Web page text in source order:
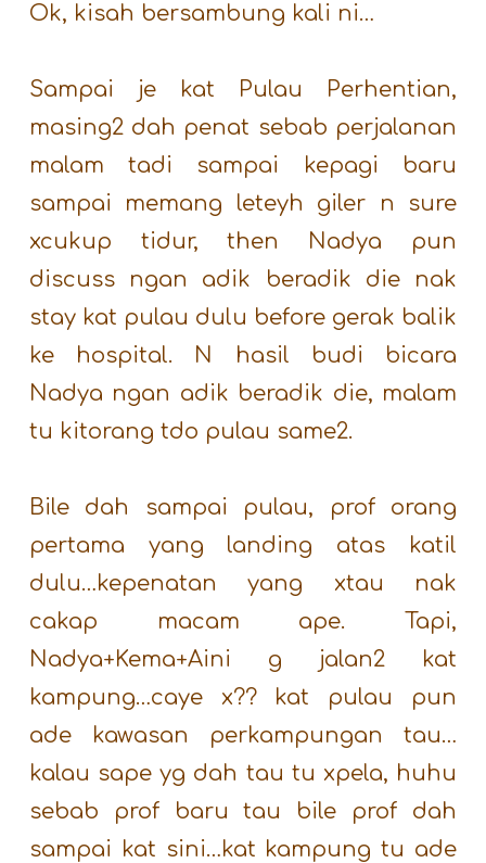
Ok, kisah bersambung kali ni…
Sampai je kat Pulau Perhentian,
masing2 dah penat sebab perjalanan
malam tadi sampai kepagi baru
sampai memang leteyh giler n sure
xcukup tidur, then Nadya pun
discuss ngan adik beradik die nak
stay kat pulau dulu before gerak balik
ke hospital. N hasil budi bicara
Nadya ngan adik beradik die, malam
tu kitorang tdo pulau same2.
Bile dah sampai pulau, prof orang
pertama yang landing atas katil
dulu…kepenatan yang xtau nak
cakap macam ape. Tapi,
Nadya+Kema+Aini g jalan2 kat
kampung…caye x?? kat pulau pun
ade kawasan perkampungan tau…
kalau sape yg dah tau tu xpela, huhu
sebab prof baru tau bile prof dah
sampai kat sini…kat kampung tu ade